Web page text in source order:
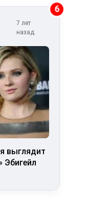
6
7 лет
назад
выглядит
Эбигейл